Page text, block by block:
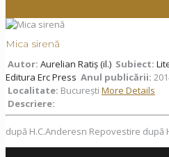
Mica sirenă
Autor: Aurelian Ratiș (il.) Subiect:
Editura Erc Press Anul publicării:
Localitate: București More Details
Descriere:
după H.C.Anderesn Repovestire după